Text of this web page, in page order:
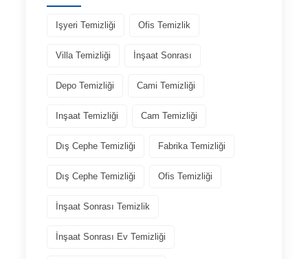
Işyeri Temizliği Ofis Temizlik
Villa Temizliği İnşaat Sonrası
Depo Temizliği Cami Temizliği
Inşaat Temizliği Cam Temizliği
Dış Cephe Temizliği Fabrika Temizliği
Dış Cephe Temizliği Ofis Temizliği
İnşaat Sonrası Temizlik
İnşaat Sonrası Ev Temizliği